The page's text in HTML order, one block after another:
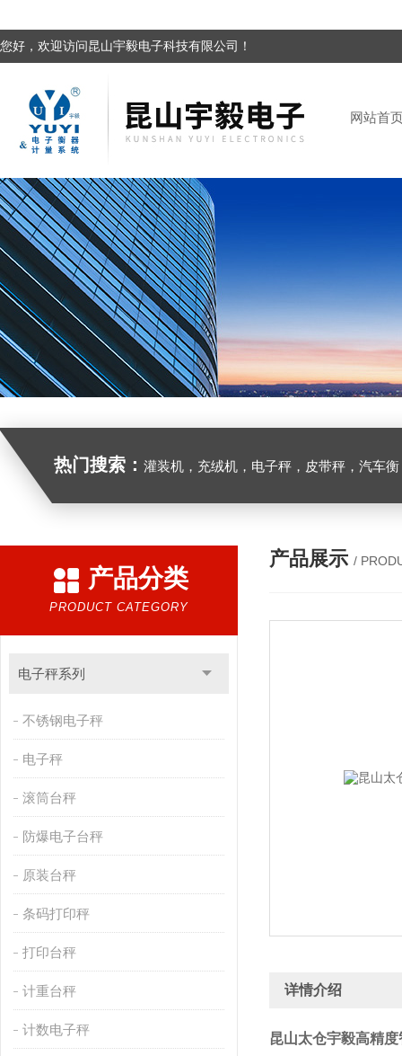
您好，欢迎访问昆山宇毅电子科技有限公司！
网站首
热门搜索： 灌装机，充绒机，电子秤，皮带秤，汽车
产品分类
PRODUCT CATEGORY
电子秤系列
不锈钢电子秤
电子秤
滚筒台秤
防爆电子台秤
原装台秤
条码打印秤
打印台秤
计重台秤
计数电子秤
产品展示 /
详情介绍
昆山太仓宇毅高精